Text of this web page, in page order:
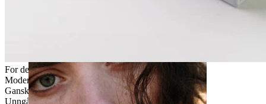
For de fleste hudtyper
Moderat bruk
Ganske enkelt
Unngå vann